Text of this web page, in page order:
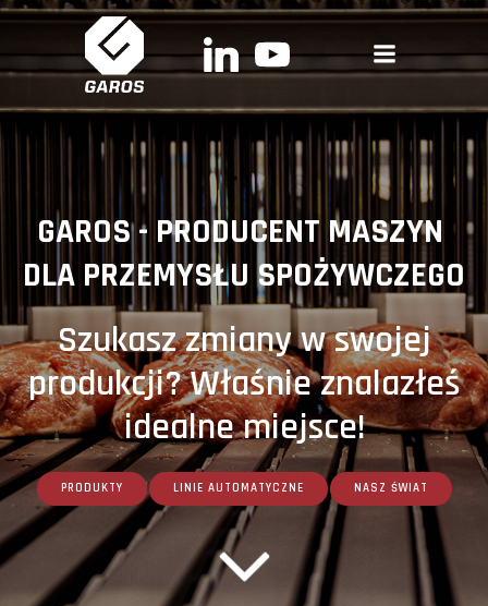
Skip
to
content
GAROS - PRODUCENT MASZYN
DLA PRZEMYSŁU SPOŻYWCZEGO
Szukasz zmiany w swojej
produkcji? Właśnie znalazłeś
idealne miejsce!
PRODUKTY LINIE AUTOMATYCZNE NASZ ŚWIAT